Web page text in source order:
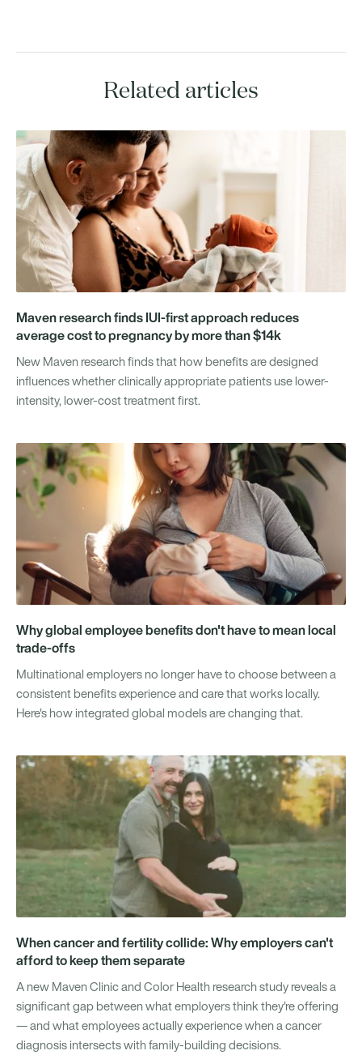
Related articles
Maven research finds IUI-first approach reduces
average cost to pregnancy by more than $14k
New Maven research finds that how benefits are designed
influences whether clinically appropriate patients use lower-
intensity, lower-cost treatment first.
Why global employee benefits don't have to mean local
trade-offs
Multinational employers no longer have to choose between a
consistent benefits experience and care that works locally.
Here's how integrated global models are changing that.
When cancer and fertility collide: Why employers can't
afford to keep them separate
A new Maven Clinic and Color Health research study reveals a
significant gap between what employers think they're offering
— and what employees actually experience when a cancer
diagnosis intersects with family-building decisions.